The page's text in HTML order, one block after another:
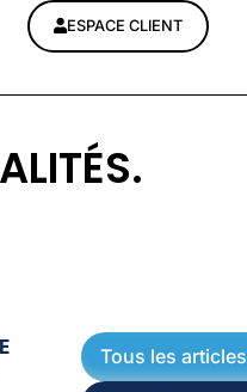
ESPACE CLIENT
Tous les articles